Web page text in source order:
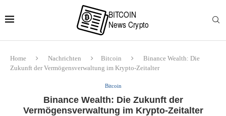
Home Nachrichten Bitcoin
Binance Wealth: Die
Zukunft der Vermögensverwaltung im Krypto-Zeitalter
Bitcoin
Binance Wealth: Die Zukunft der
Vermögensverwaltung im Krypto-Zeitalter